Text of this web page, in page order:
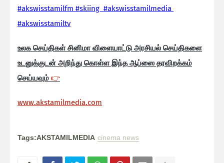
#akswisstamilfm #skiing #akswisstamilmedia
#akswisstamiltv
உலக செய்திகள் சினிமா விளையாட்டு அரசியல் செய்திகளை
உடனுக்குடன் அறிந்து கொள்ள இந்த ஆப்ஸை தரவிறக்கம்
செய்யவும் 👉
www.akstamilmedia.com
Tags:AKSTAMILMEDIA cinema news